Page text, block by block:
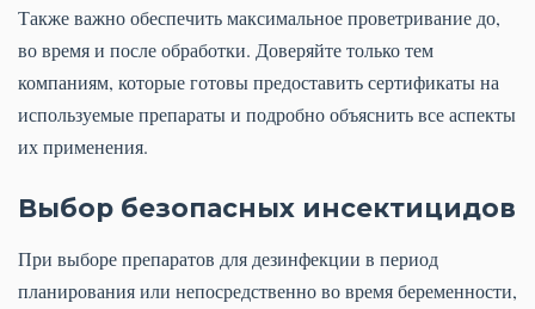
Также важно обеспечить максимальное проветривание до,
во время и после обработки. Доверяйте только тем
компаниям, которые готовы предоставить сертификаты на
используемые препараты и подробно объяснить все аспекты
их применения.
Выбор безопасных инсектицидов
При выборе препаратов для дезинфекции в период
планирования или непосредственно во время беременности,